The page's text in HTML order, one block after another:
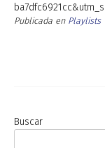
Publicada en Playlists
Buscar